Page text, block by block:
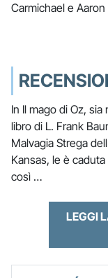
Carmichael e
In Il mago di Oz,
libro di L. Frank
Malvagia Strega
Kansas, le è
così …
LEGGI